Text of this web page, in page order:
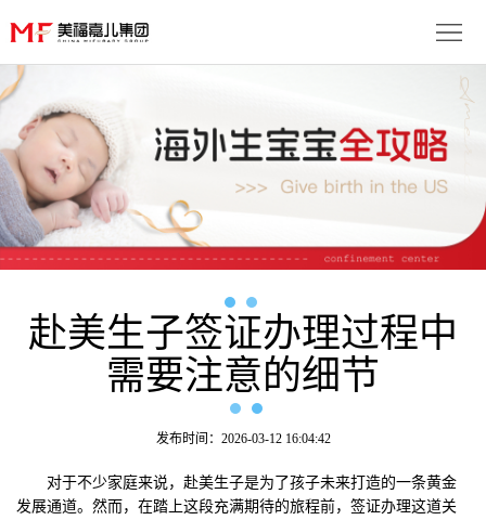
子
优
势
服
务
流
月
子
成
赴美生子签证办理过程中
需要注意的细节
发布时间：2026-03-12 16:04:42
对于不少家庭来说，赴美生子是为了孩子未来打造的一条黄金
发展通道。然而，在踏上这段充满期待的旅程前，签证办理这道关